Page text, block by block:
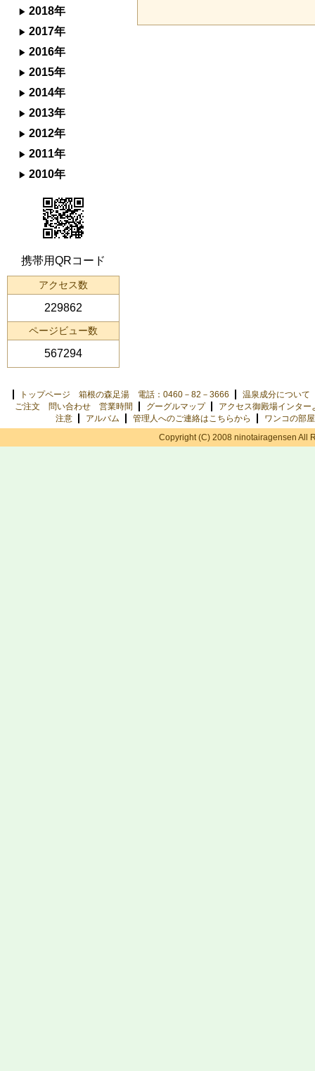
2018年
2017年
2016年
2015年
2014年
2013年
2012年
2011年
2010年
携帯用QRコード
アクセス数
229862
ページビュー数
567294
トップページ 箱根の森足湯 電話：0460－82－3666
温泉成分について
ご注文 問い合わせ 営業時間
グーグルマップ
アクセス御殿場インター
注意
アルバム 管理人へのご連絡はこちらから
ワンコの部屋
Copyright (C) 2008 ninotairagensen All